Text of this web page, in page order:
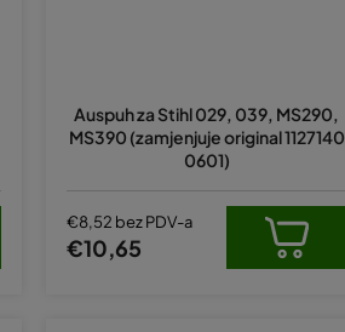
Auspuh za Stihl 029, 039, MS290,
MS390 (zamjenjuje original 1127140
0601)
€8,52 bez PDV-a
€10,65